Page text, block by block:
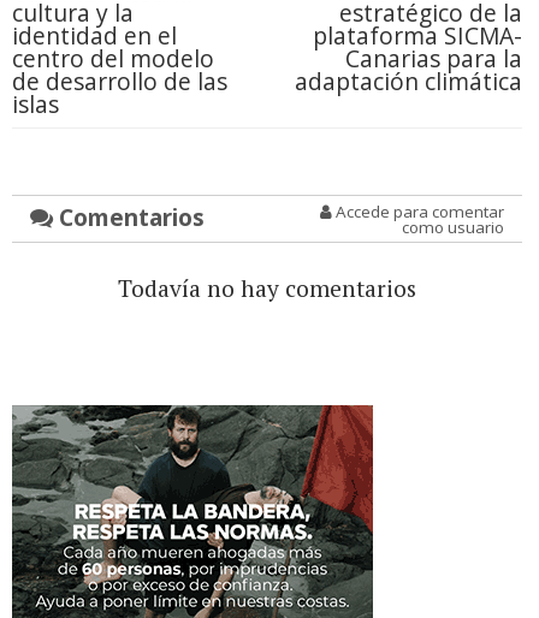
cultura y la
identidad en el
centro del modelo
de desarrollo de las
islas
estratégico de la
plataforma SICMA-
Canarias para la
adaptación climática
Comentarios Accede para comentar
como usuario
Todavía no hay comentarios